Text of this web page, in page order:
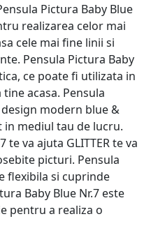
Pictura Baby Blue
realizarea celor mai
cele mai fine linii si
Pensula Pictura Baby
ce poate fi utilizata in
acasa. Pensula
design modern blue &
in mediul tau de lucru.
te va ajuta GLITTER te va
picturi. Pensula
flexibila si cuprinde
Baby Blue Nr.7 este
pentru a realiza o